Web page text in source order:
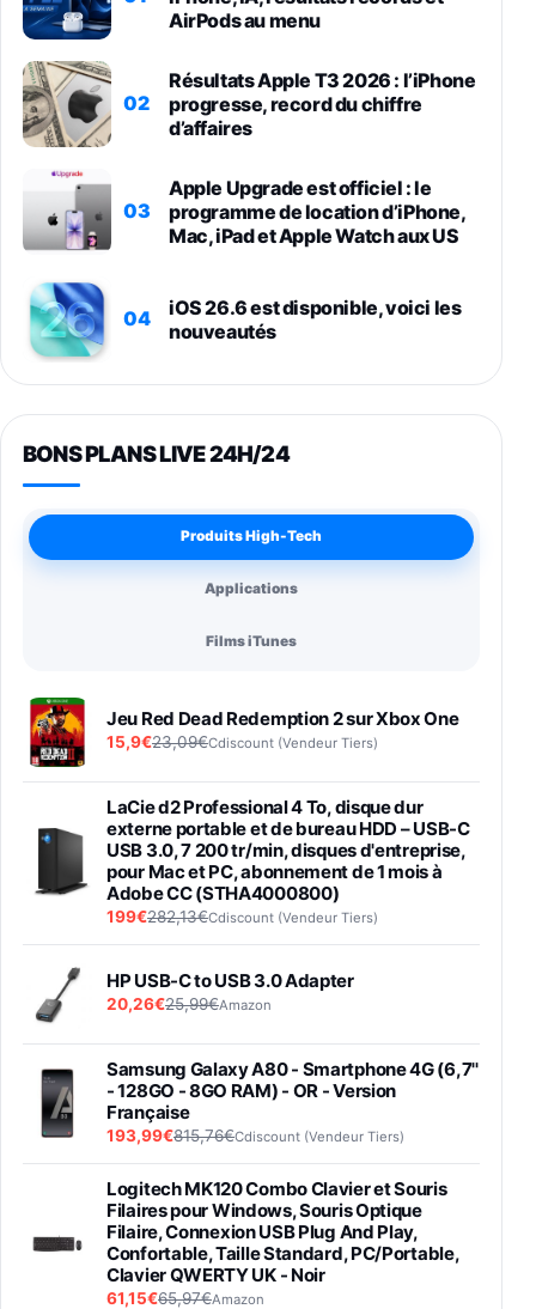
AirPods au menu
02
Résultats Apple T3 2026 : l’iPhone
progresse, record du chiffre
d’affaires
03
Apple Upgrade est officiel : le
programme de location d’iPhone,
Mac, iPad et Apple Watch aux US
04
iOS 26.6 est disponible, voici les
nouveautés
BONS PLANS LIVE 24H/24
Produits High-Tech
Applications
Films iTunes
Jeu Red Dead Redemption 2 sur Xbox One
15,9€23,09€Cdiscount (Vendeur Tiers)
LaCie d2 Professional 4 To, disque dur
externe portable et de bureau HDD – USB-C
USB 3.0, 7 200 tr/min, disques d'entreprise,
pour Mac et PC, abonnement de 1 mois à
Adobe CC (STHA4000800)
199€282,13€Cdiscount (Vendeur Tiers)
HP USB-C to USB 3.0 Adapter
20,26€25,99€Amazon
Samsung Galaxy A80 - Smartphone 4G (6,7''
- 128GO - 8GO RAM) - OR - Version
Française
193,99€815,76€Cdiscount (Vendeur Tiers)
Logitech MK120 Combo Clavier et Souris
Filaires pour Windows, Souris Optique
Filaire, Connexion USB Plug And Play,
Confortable, Taille Standard, PC/Portable,
Clavier QWERTY UK - Noir
61,15€65,97€Amazon